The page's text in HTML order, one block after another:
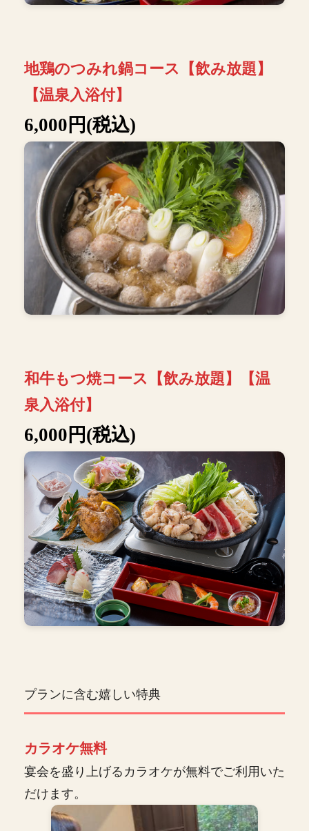
地鶏のつみれ鍋コース【飲み放題】
【温泉入浴付】
6,000円(税込)
和牛もつ焼コース【飲み放題】【温
泉入浴付】
6,000円(税込)
プランに含む嬉しい特典
カラオケ無料
宴会を盛り上げるカラオケが無料でご利用いた
だけます。